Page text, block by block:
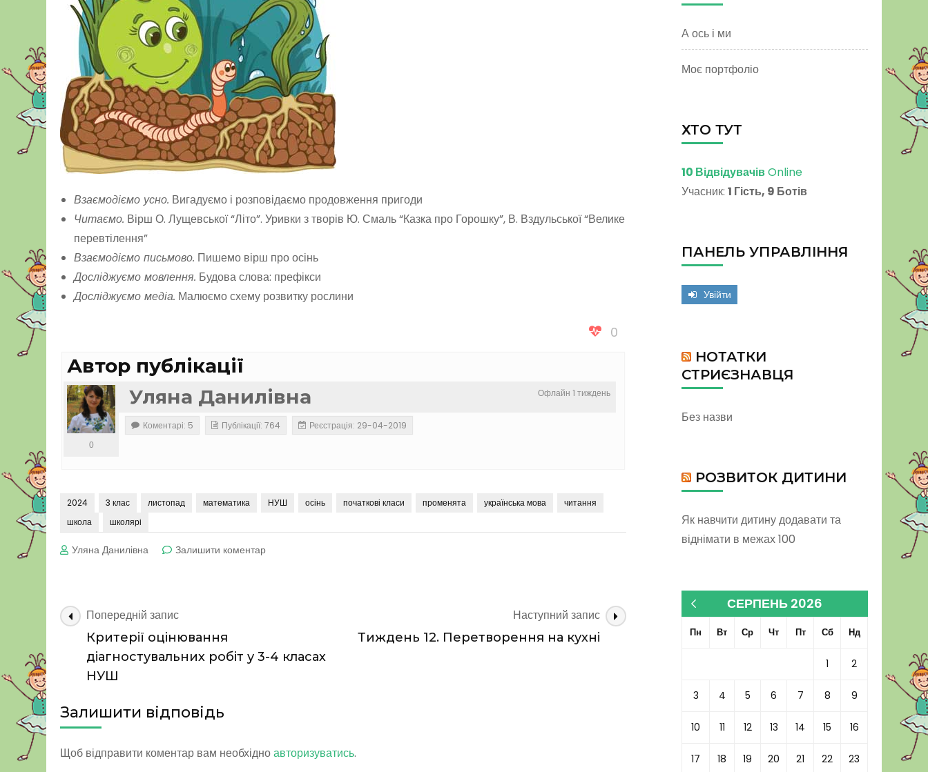
Взаємодіємо усно. Вигадуємо і розповідаємо продовження пригоди
Читаємо. Вірш О. Лущевської “Літо”. Уривки з творів Ю. Смаль “Казка про Горошку”, В. Вздульської “Велике
перевтілення”
Взаємодіємо письмово. Пишемо вірш про осінь
Досліджуємо мовлення. Будова слова: префікси
Досліджуємо медіа. Малюємо схему розвитку рослини
0
Автор публікації
Офлайн 1 тиждень
Уляна Данилівна
0
Коментарі: 5 Публікації: 764 Реєстрація: 29-04-2019
2024 3 клас листопад математика НУШ осінь початкові класи променята українська мова
читання
школа
школярі
Уляна Данилівна Залишити коментардо
Навігація
по
запису
Попередній запис
Критерії оцінювання
діагностувальних робіт у 3-4 класах
НУШ
Наступний запис
Тиждень 12. Перетворення на кухні
Залишити відповідь
Щоб відправити коментар вам необхідноавторизуватись.
А ось і ми
Моє портфоліо
ХТО ТУТ
10 ВідвідувачівOnline
Учасник: 1 Гість, 9 Ботів
ПАНЕЛЬ УПРАВЛІННЯ
Увійти
НОТАТКИ
СТРИЄЗНАВЦЯ
Без назви
РОЗВИТОК ДИТИНИ
Як навчити дитину додавати та
віднімати в межах 100
СЕРПЕНЬ 2026
Пн Вт Ср Чт Пт Сб Нд
1 2
3 4 5 6 7 8 9
10 11 12 13 14 15 16
17 18 19 20 21 22 23